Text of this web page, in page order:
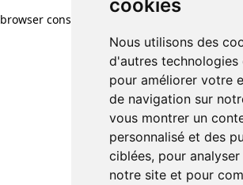
cookies
Nous utilisons des
d'autres technologies
pour améliorer votre
de navigation sur
vous montrer un
personnalisé et des
ciblées, pour
notre site et pour
browser console for more information)